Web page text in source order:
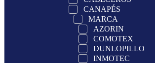
CANAPÉS
MARCA
AZORIN
COMOTEX
DUNLOPILLO
INMOTEC